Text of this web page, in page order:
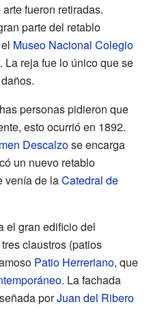
fueron retiradas.
parte del retablo
Museo Nacional Colegio
La reja fue lo único que se
personas pidieron que
esto ocurrió en 1892.
Descalzose encarga
un nuevo retablo
venía de laCatedral de
el gran edificio del
claustros (patios
Patio Herreriano, que
. La fachada
porJuan del Ribero